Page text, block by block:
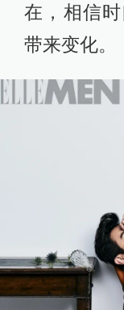
在，相信
带来变化。